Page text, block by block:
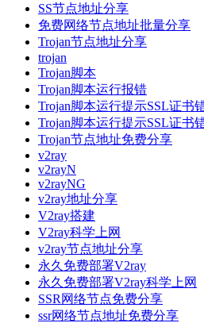
SS节点地址分享
免费网络节点地址批量分享
Trojan节点地址分享
trojan
Trojan脚本
Trojan脚本运行报错
Trojan脚本运行提示SSL证书
Trojan脚本运行提示SSL证书
Trojan节点地址免费分享
v2ray
v2rayN
v2rayNG
v2ray地址分享
V2ray搭建
V2ray科学上网
v2ray节点地址分享
永久免费部署V2ray
永久免费部署V2ray科学上网
SSR网络节点免费分享
ssr网络节点地址免费分享